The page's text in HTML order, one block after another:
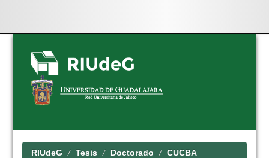
Skip
navigation
RIUdeG Tesis Doctorado CUCBA